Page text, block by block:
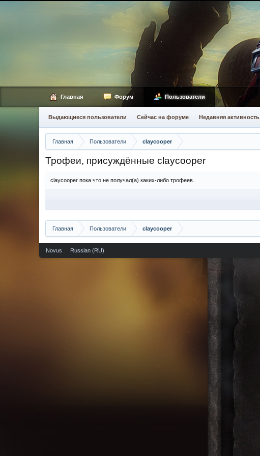
Главная Пользователи claycooper
Трофеи, присуждённые claycooper
claycooper пока что не получал(а) каких-либо трофеев.
Главная Пользователи claycooper
Главная Форум Пользователи
Выдающиеся пользователи Сейчас на форуме Недавняя активность
Novus Russian (RU)